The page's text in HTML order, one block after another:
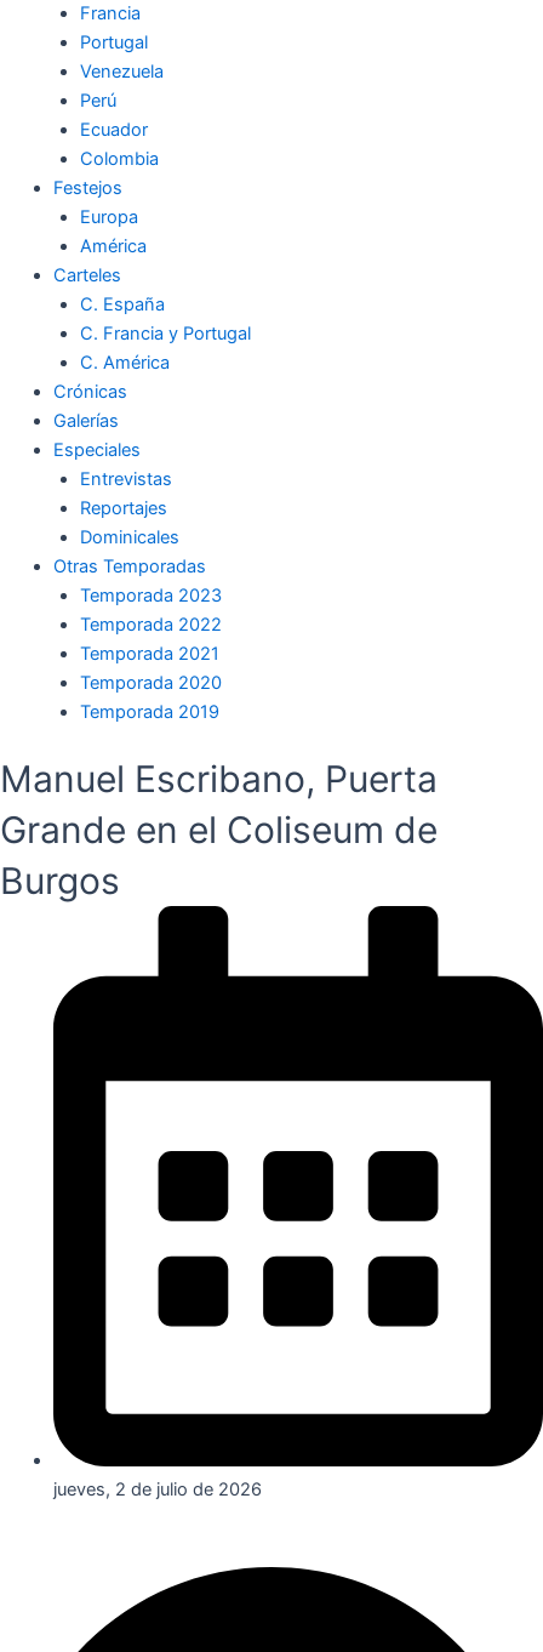
Francia
Portugal
Venezuela
Perú
Ecuador
Colombia
Festejos
Europa
América
Carteles
C. España
C. Francia y Portugal
C. América
Crónicas
Galerías
Especiales
Entrevistas
Reportajes
Dominicales
Otras Temporadas
Temporada 2023
Temporada 2022
Temporada 2021
Temporada 2020
Temporada 2019
Manuel Escribano, Puerta
Grande en el Coliseum de
Burgos
jueves, 2 de julio de 2026